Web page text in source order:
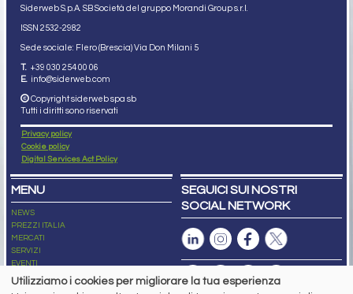
Siderweb S.p.A. SB Società del gruppo Morandi Group s.r.l.
ISSN 2532-2982
Sede sociale: Flero (Brescia) Via Don Milani 5
T. +39 030 254 00 06
E. info@siderweb.com
Copyright siderweb spa sb
Tutti i diritti sono riservati
Privacy policy
Cookie policy
Digital Services Act Policy
MENU
NEWS
PREZZI ITALIA
MERCATI
SERVIZI
EVENTI
ABBONAMENTI
SEGUICI SUI NOSTRI
SOCIAL NETWORK
Utilizziamo i cookies per migliorare la tua esperienza